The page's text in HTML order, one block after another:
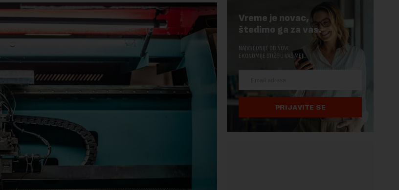
Vreme je novac,
štedimo ga za vas.
NAJVREDNIJE OD NOVE
EKONOMIJE STIŽE U VAŠ MEJL.
PRIJAVITE SE